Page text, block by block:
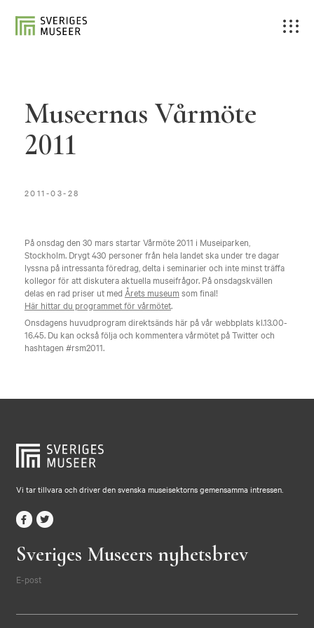
Museernas Vårmöte
2011
2011-03-28
På onsdag den 30 mars startar Vårmöte 2011 i Museiparken,
Stockholm. Drygt 430 personer från hela landet ska under tre dagar
lyssna på intressanta föredrag, delta i seminarier och inte minst träffa
kollegor för att diskutera aktuella museifrågor. På onsdagskvällen
delas en rad priser ut med Årets museumsom final!
Här hittar du programmet för vårmötet.
Onsdagens huvudprogram direktsänds här på vår webbplats kl.13.00-
16.45. Du kan också följa och kommentera vårmötet på Twitter och
hashtagen #rsm2011.
Vi tar tillvara och driver den svenska museisektorns gemensamma intressen.
Sveriges Museers nyhetsbrev
E-post